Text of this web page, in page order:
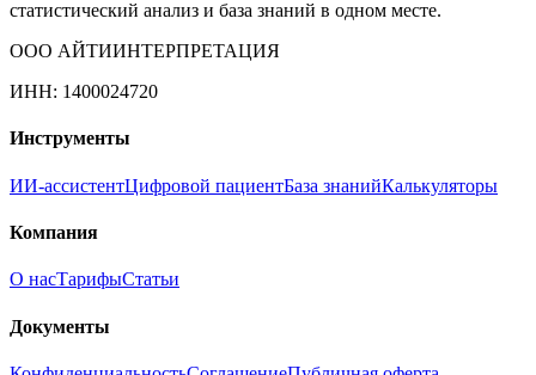
статистический анализ и база знаний в одном месте.
ООО АЙТИИНТЕРПРЕТАЦИЯ
ИНН: 1400024720
Инструменты
ИИ-ассистентЦифровой пациентБаза знанийКалькуляторы
Компания
О насТарифыСтатьи
Документы